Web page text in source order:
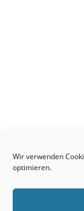
Wir verwenden
optimieren.
Kontakt
Links
Neuigkeiten